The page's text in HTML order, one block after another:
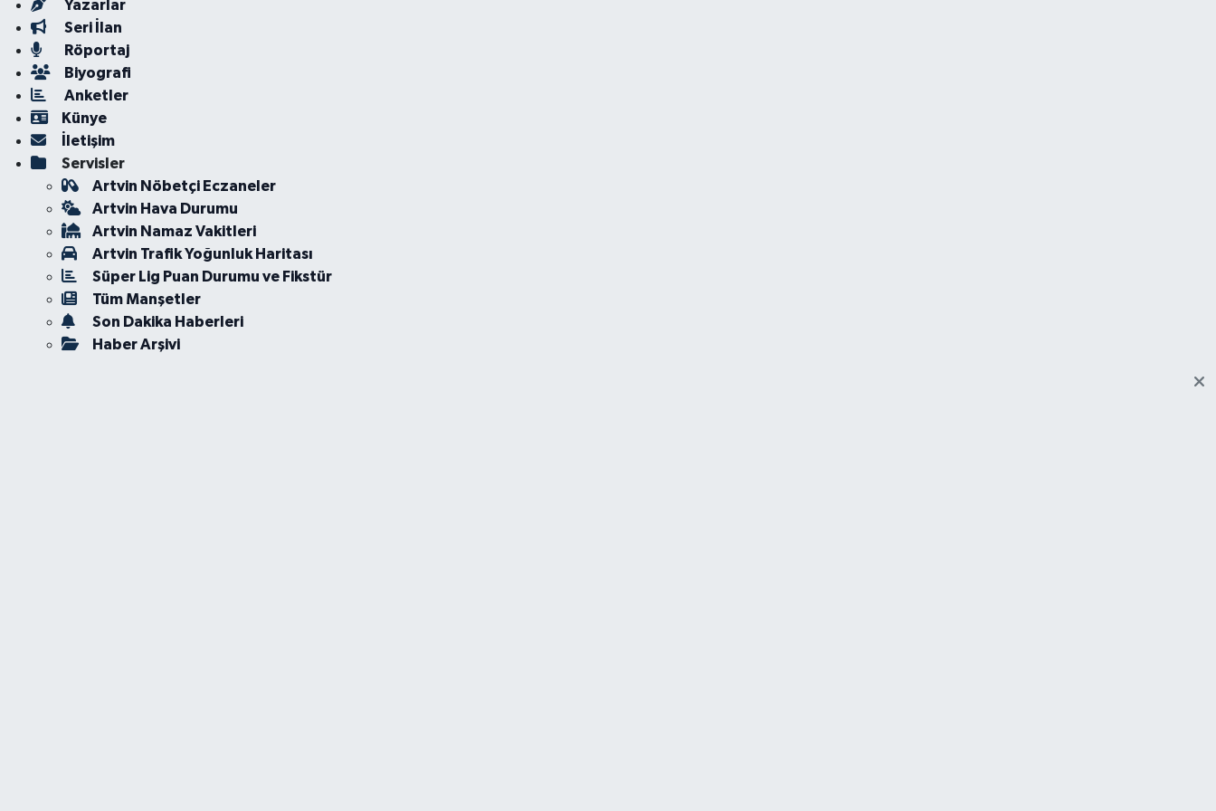
Yazarlar
Seri İlan
Röportaj
Biyografi
Anketler
Künye
İletişim
Servisler
Artvin Nöbetçi Eczaneler
Artvin Hava Durumu
Artvin Namaz Vakitleri
Artvin Trafik Yoğunluk Haritası
Süper Lig Puan Durumu ve Fikstür
Tüm Manşetler
Son Dakika Haberleri
Haber Arşivi